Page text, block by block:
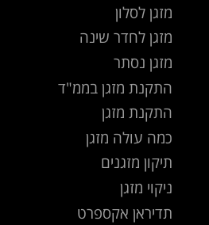
מזגן לסלון
מזגן לחדר שינה
מזגן נסתר
התקנת מזגן בממ"ד
התקנת מזגן
כמה עולה מזגן
תיקון מזגנים
ניקוי מזגן
תדיראן אקספרט